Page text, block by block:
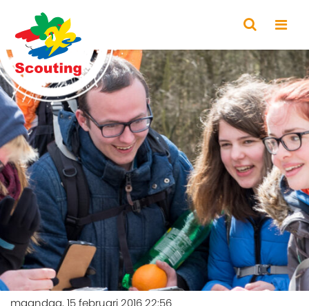
maandag, 15 februari 2016 22:56